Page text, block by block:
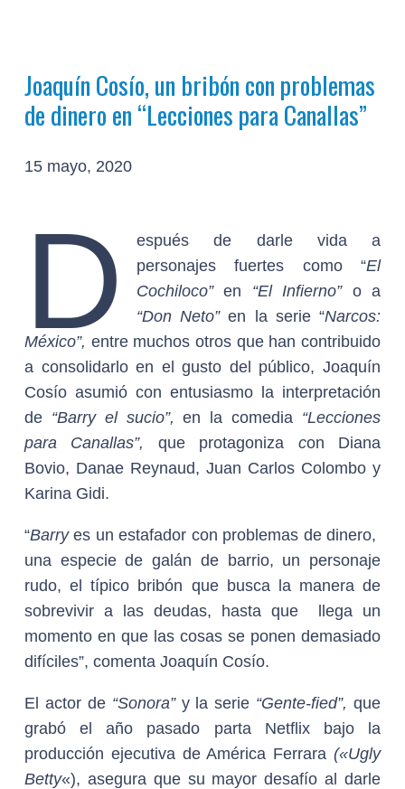
Joaquín Cosío, un bribón con problemas
de dinero en “Lecciones para Canallas”
15 mayo, 2020
D
espués de darle vida a
personajes fuertes como “El
Cochiloco”en “El Infierno”o a
“Don Neto”en la serie “Narcos:
México”, entre muchos otros que han contribuido
a consolidarlo en el gusto del público, Joaquín
Cosío asumió con entusiasmo la interpretación
de “Barry el sucio”, en la comedia “Lecciones
para Canallas”, que protagoniza con Diana
Bovio, Danae Reynaud, Juan Carlos Colombo y
Karina Gidi.
“Barryes un estafador con problemas de dinero,
una especie de galán de barrio, un personaje
rudo, el típico bribón que busca la manera de
sobrevivir a las deudas, hasta que llega un
momento en que las cosas se ponen demasiado
difíciles”, comenta Joaquín Cosío.
El actor de “Sonora”y la serie “Gente-fied”, que
grabó el año pasado parta Netflix bajo la
producción ejecutiva de América Ferrara («Ugly
Betty«), asegura que su mayor desafío al darle